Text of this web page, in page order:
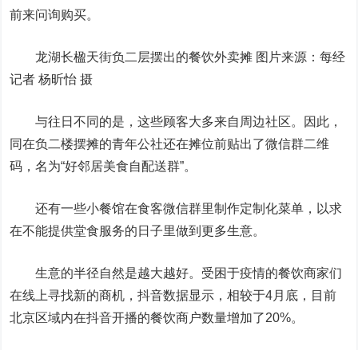
前来问询购买。
龙湖长楹天街负二层摆出的餐饮外卖摊 图片来源：每经
记者 杨昕怡 摄
与往日不同的是，这些顾客大多来自周边社区。因此，
同在负二楼摆摊的青年公社还在摊位前贴出了微信群二维
码，名为“好邻居美食自配送群”。
还有一些小餐馆在食客微信群里制作定制化菜单，以求
在不能提供堂食服务的日子里做到更多生意。
生意的半径自然是越大越好。受困于疫情的餐饮商家们
在线上寻找新的商机，抖音数据显示，相较于4月底，目前
北京区域内在抖音开播的餐饮商户数量增加了20%。